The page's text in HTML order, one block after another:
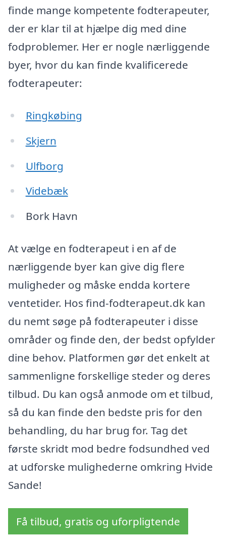
finde mange kompetente fodterapeuter,
der er klar til at hjælpe dig med dine
fodproblemer. Her er nogle nærliggende
byer, hvor du kan finde kvalificerede
fodterapeuter:
Ringkøbing
Skjern
Ulfborg
Videbæk
Bork Havn
At vælge en fodterapeut i en af de
nærliggende byer kan give dig flere
muligheder og måske endda kortere
ventetider. Hos find-fodterapeut.dk kan
du nemt søge på fodterapeuter i disse
områder og finde den, der bedst opfylder
dine behov. Platformen gør det enkelt at
sammenligne forskellige steder og deres
tilbud. Du kan også anmode om et tilbud,
så du kan finde den bedste pris for den
behandling, du har brug for. Tag det
første skridt mod bedre fodsundhed ved
at udforske mulighederne omkring Hvide
Sande!
Få tilbud, gratis og uforpligtende